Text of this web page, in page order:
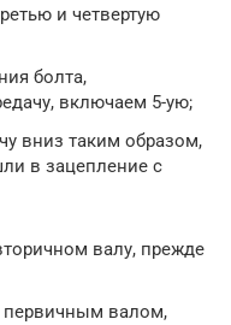
и четвертую
болта,
включаем 5-ую;
вниз таким образом,
в зацепление с
валу, прежде
первичным валом,